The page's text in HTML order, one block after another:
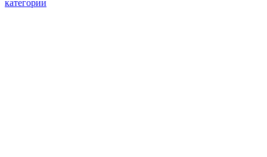
категории